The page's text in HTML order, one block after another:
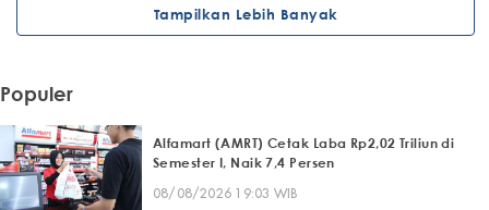
Tampilkan Lebih Banyak
Populer
Alfamart (AMRT) Cetak Laba Rp2,02 Triliun di
Semester I, Naik 7,4 Persen
08/08/2026 19:03 WIB